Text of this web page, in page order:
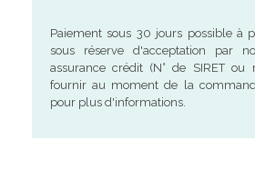
Paiement sous 30 jours possible à
sous réserve d'acceptation par
assurance crédit (N° de SIRET
fournir au moment de la
pour plus d'informations.